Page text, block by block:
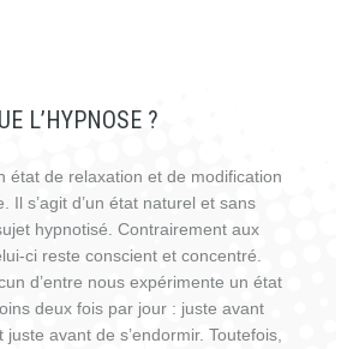
L’HYPNOSE ?
état de relaxation et de modification
Il s’agit d’un état naturel et sans
hypnotisé. Contrairement aux
ci reste conscient et concentré.
d’entre nous expérimente un état
deux fois par jour : juste avant
avant de s’endormir. Toutefois,